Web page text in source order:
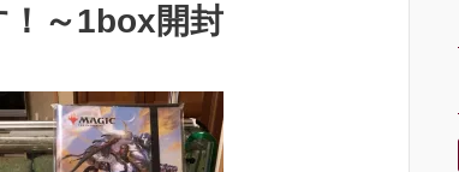
～1box開封